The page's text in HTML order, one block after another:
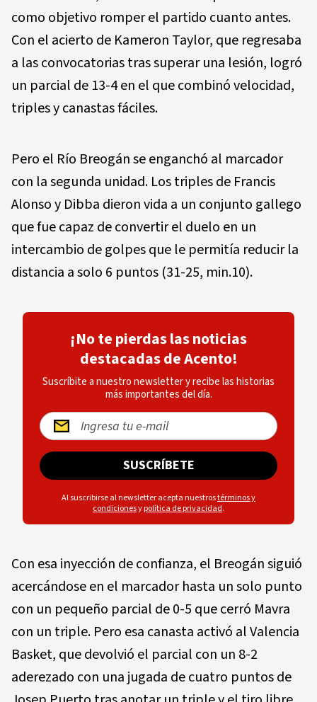
como objetivo romper el partido cuanto antes.
Con el acierto de Kameron Taylor, que regresaba
a las convocatorias tras superar una lesión, logró
un parcial de 13-4 en el que combinó velocidad,
triples y canastas fáciles.
Pero el Río Breogán se enganchó al marcador
con la segunda unidad. Los triples de Francis
Alonso y Dibba dieron vida a un conjunto gallego
que fue capaz de convertir el duelo en un
intercambio de golpes que le permitía reducir la
distancia a solo 6 puntos (31-25, min.10).
¡No te pierdas las noticias
destacadas de Acento!
Suscríbite a nuestro newsletter y recibe las historias
más importantes del día.
SUSCRÍBETE
Al suscribirse al newsletter acepta nuestrostérminos y
condicionesypolítica de privacidad.
Con esa inyección de confianza, el Breogán siguió
acercándose en el marcador hasta un solo punto
con un pequeño parcial de 0-5 que cerró Mavra
con un triple. Pero esa canasta activó al Valencia
Basket, que devolvió el parcial con un 8-2
aderezado con una jugada de cuatro puntos de